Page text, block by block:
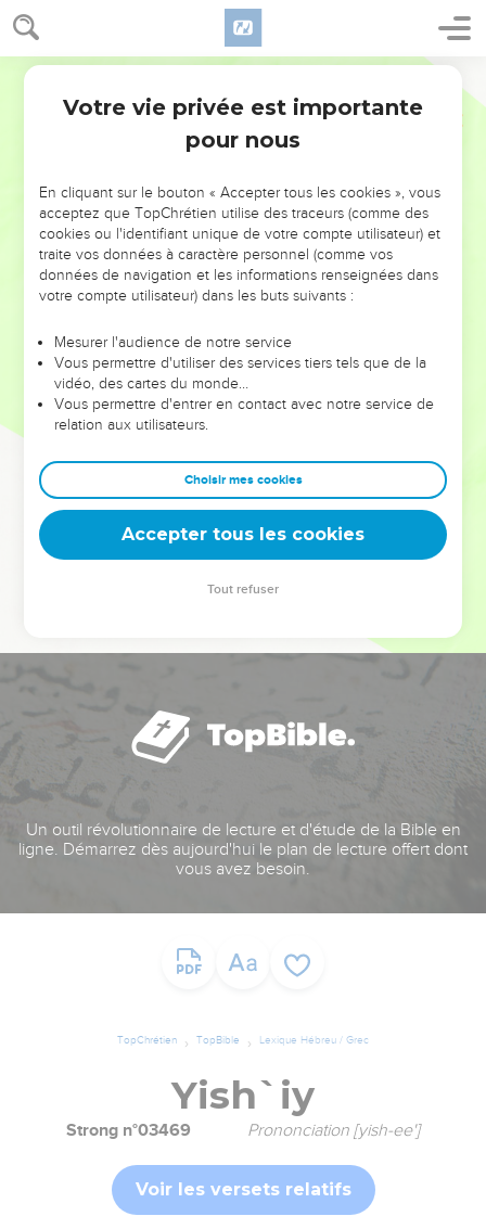
NE MANQUEZ PAS L’ÉVÉNEMENT
DE L’ANNÉE !
ET SI LEURS ERREURS POUVAIENT VOUS ÉVITER LES
VOTRES ?
leur foi ou leur vision. Mais on voit moins les doutes, les erreurs
et les saisons difficiles qu'ils ont traversés, alors même que ce
sont elles qui les ont façonnés.
Dans cette conférence, leaders, entrepreneurs, et responsables
clés pour avancer avec plus de sagesse afin que leurs erreurs
deviennent vos tremplins. Que vous guidiez un ministère, une
équipe, un groupe ou une famille, leur expérience est faite
Un outil révolutionnaire de lecture et d'étude de la Bible en
ligne. Démarrez dès aujourd'hui le plan de lecture offert dont
vous avez besoin.
TopChrétien TopBible Lexique Hébreu / Grec
Yish`iy
Strong n°03469 Prononciation [yish-ee']
Voir les versets relatifs
Votre vie privée est importante
pour nous
En cliquant sur le bouton « Accepter tous les cookies », vous
acceptez que TopChrétien utilise des traceurs (comme des
cookies ou l'identifiant unique de votre compte utilisateur) et
traite vos données à caractère personnel (comme vos
données de navigation et les informations renseignées dans
votre compte utilisateur) dans les buts suivants :
Mesurer l'audience de notre service
Vous permettre d'utiliser des services tiers tels que de la
vidéo, des cartes du monde…
Vous permettre d'entrer en contact avec notre service de
relation aux utilisateurs.
Choisir mes cookies
Accepter tous les cookies
Tout refuser